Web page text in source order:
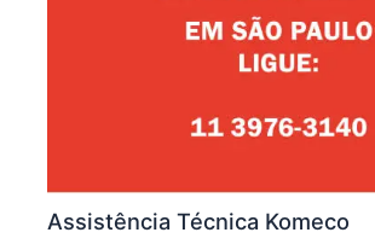
Assistência Técnica Komeco